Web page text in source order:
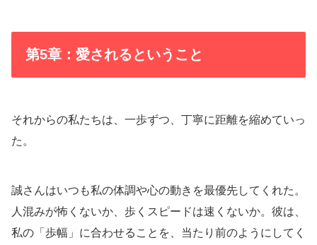
第5章：愛されるということ
それからの私たちは、一歩ずつ、丁寧に距離を縮めていっ
た。
誠さんはいつも私の体調や心の動きを最優先してくれた。
人混みが怖くないか、歩くスピードは速くないか。彼は、
私の「歩幅」に合わせることを、当たり前のようにしてく